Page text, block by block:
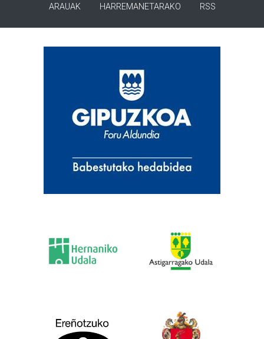
ARAUAK HARREMANETARAKO RSS